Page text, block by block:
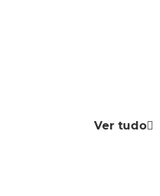
Ver tudo